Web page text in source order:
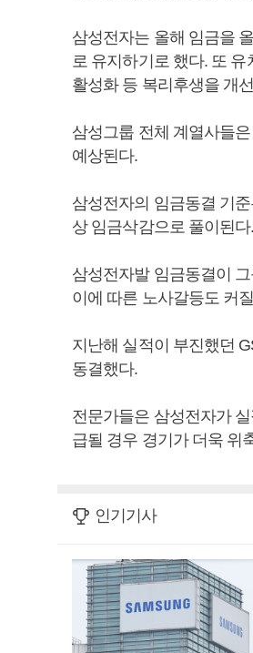
삼성전자는 올해 임금을
로 유지하기로 했다. 또
활성화 등 복리후생을 개
삼성그룹 전체 계열사들
예상된다.
삼성전자의 임금동결 기
상 임금삭감으로 풀이된다.
삼성전자발 임금동결이
이에 따른 노사갈등도 커
지난해 실적이 부진했던
동결했다.
전문가들은 삼성전자가
급될 경우 경기가 더욱 위
인기기사